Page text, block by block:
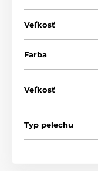
Veľkosť
Farba
Veľkosť
Typ pelechu